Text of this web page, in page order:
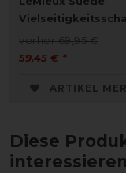
vorher 69,95 €
59,45 € *
ARTIKEL
Diese
interessieren